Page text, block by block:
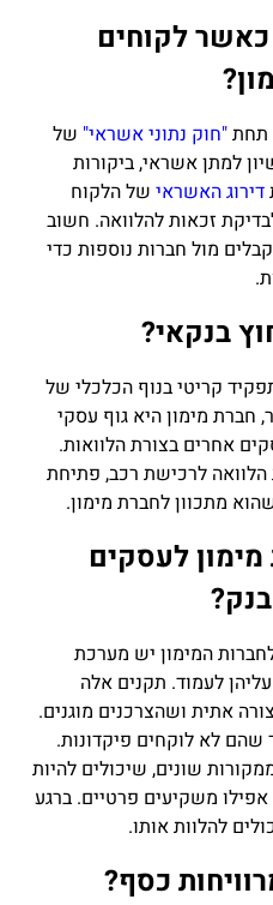
לקוחים
תחת"חוק נתוני אשראי" של
למתן אשראי, ביקורות
דירוג האשראי של הלקוח
זכאות להלוואה. חשוב
מול חברות נוספות כדי
בנקאי?
קריטי בנוף הכלכלי של
חברת מימון היא גוף עסקי
אחרים בצורת הלוואות.
לרכישת רכב, פתיחת
מתכוון לחברת מימון.
לעסקים
המימון יש מערכת
לעמוד. תקנים אלה
אתית ושהצרכנים מוגנים.
שהם לא לוקחים פיקדונות.
שונים, שיכולים להיות
משקיעים פרטיים. ברגע
להלוות אותו.
כסף?